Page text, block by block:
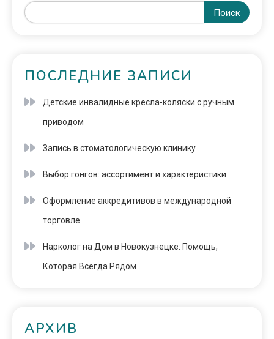
Поиск
ПОСЛЕДНИЕ ЗАПИСИ
Детские инвалидные кресла-коляски с ручным
приводом
Запись в стоматологическую клинику
Выбор гонгов: ассортимент и характеристики
Оформление аккредитивов в международной
торговле
Нарколог на Дом в Новокузнецке: Помощь,
Которая Всегда Рядом
АРХИВ